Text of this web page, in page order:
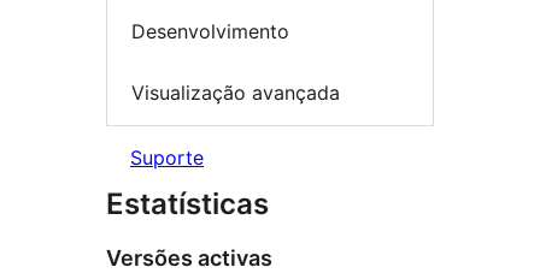
Desenvolvimento
Visualização avançada
Suporte
Estatísticas
Versões activas